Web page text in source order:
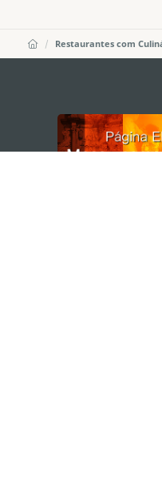
Restaurantes com
external links